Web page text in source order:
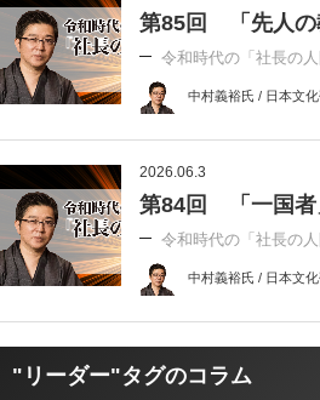
第85回 「先人
令和時代の「社長の人
中村義裕氏 / 日本文
2026.06.3
第84回 「一国者
令和時代の「社長の人
中村義裕氏 / 日本文
"リーダー"タグのコラム